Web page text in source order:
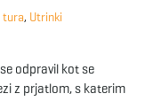
tura, Utrinki
odpravil kot se
z prjatlom, s katerim